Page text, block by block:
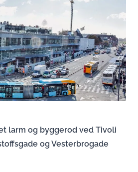
larm og byggerod ved Tivoli
og Vesterbrogade